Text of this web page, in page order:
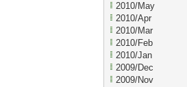
2010/May
2010/Apr
2010/Mar
2010/Feb
2010/Jan
2009/Dec
2009/Nov